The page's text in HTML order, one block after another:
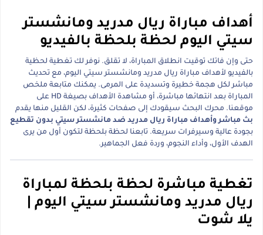
أهداف مباراة ريال مدريد ومانشستر
سيتي اليوم لحظة بلحظة بالفيديو
حتى وإن فاتك توقيت انطلاق المباراة، لا تقلق. نوفر لك تغطية لحظية
بالفيديو لأهداف مباراة ريال مدريد ومانشستر سيتي اليوم، مع تحديث
مباشر لكل هجمة خطيرة وتسديدة على المرمى. يمكنك متابعة ملخص
المباراة بعد انتهائها مباشرة، أو مشاهدة الأهداف بصيغة HD على
موقعنا. محرك البحث سيقودك إلى صفحات كثيرة، لكن القليل منها يقدم
بث مباشر وأهداف مباراة ريال مدريد ضد مانشستر سيتي بدون تقطيع
بجودة عالية وسيرفرات سريعة. تابعنا لحظة بلحظة لتكون أول من يرى
الهدف الأول، وأداء النجوم، وردة فعل الجماهير.
تغطية مباشرة لحظة بلحظة لمباراة
ريال مدريد ومانشستر سيتي اليوم |
يلا شوت